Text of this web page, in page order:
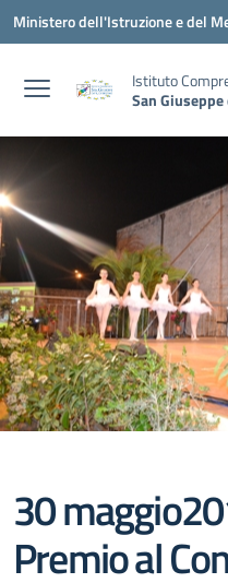
Vai ai contenuti
Vai al menu di navigazione
Vai al footer
Ministero dell'Istruzione e del
Istituto
San
30
Premio al